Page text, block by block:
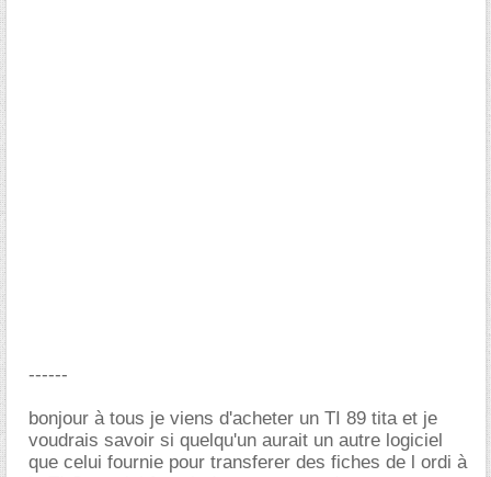
------
bonjour à tous je viens d'acheter un TI 89 tita et je
voudrais savoir si quelqu'un aurait un autre logiciel
que celui fournie pour transferer des fiches de l ordi à